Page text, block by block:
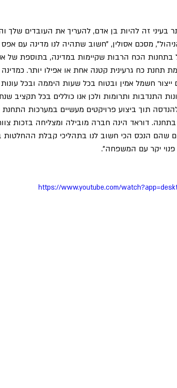
בעיני זה להיות בן אדם, להעריך את העובדים שלך
מסכם אסולין, "חשוב שתהיה לנו מדינה עם
בתחנות הכח הרבות שקיימות במדינה, בתוספת של
תחנת כח גרעינית קטנה אחת או אפילו יותר. כמדינה
ייצור חשמל אמין ובטוח בכל שעות היממה ובכל
התנדבות ותרומות ולכן אנו כוללים בכל תקציב
תוך ביצוע פרויקטים מעשיים במערכות התחנת
דוראד הינה חברה מובילה ומצליחה בזכות
שהם הנכס הכי חשוב לנו בתהליכי קבלת
יקר עם המשפחה".
https://www.youtube.com/